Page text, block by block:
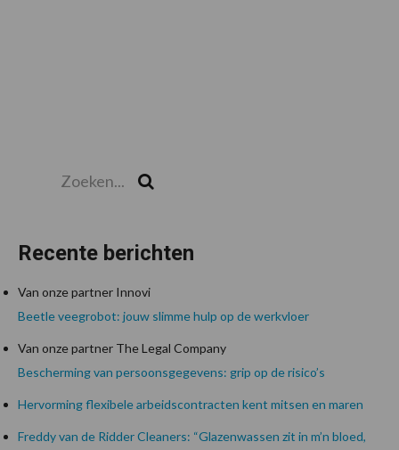
Recente berichten
Van onze partner Innovi
Beetle veegrobot: jouw slimme hulp op de werkvloer
Van onze partner The Legal Company
Bescherming van persoonsgegevens: grip op de risico’s
Hervorming flexibele arbeidscontracten kent mitsen en maren
Freddy van de Ridder Cleaners: “Glazenwassen zit in m’n bloed,